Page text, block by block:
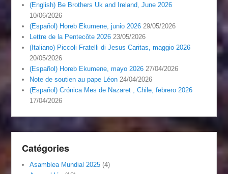
(English) Be Brothers Uk and Ireland, June 2026
10/06/2026
(Español) Horeb Ekumene, junio 2026 29/05/2026
Lettre de la Pentecôte 2026 23/05/2026
(Italiano) Piccoli Fratelli di Jesus Caritas, maggio 2026
20/05/2026
(Español) Horeb Ekumene, mayo 2026 27/04/2026
Note de soutien au pape Léon 24/04/2026
(Español) Crónica Mes de Nazaret , Chile, febrero 2026
17/04/2026
Catégories
Asamblea Mundial 2025 (4)